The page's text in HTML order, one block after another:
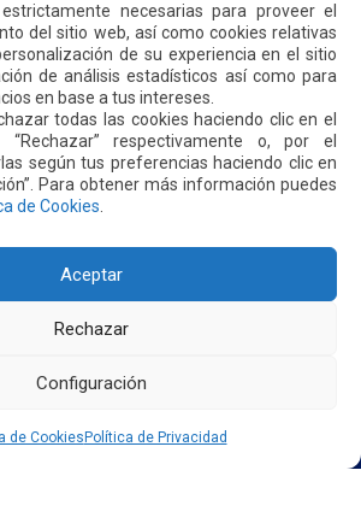
necesarias para proveer el
del sitio web, así como cookies relativas
de su experiencia en el sitio
de análisis estadísticos así como para
en base a tus intereses.
todas las cookies haciendo clic en el
“Rechazar” respectivamente o, por el
según tus preferencias haciendo clic en
Para obtener más información puedes
de Cookies
Aceptar
Rechazar
Configuración
de Cookies Política de Privacidad
SOSTENIBILIDAD
NOTICIAS
CONTÁCTENOS
PRIVACIDAD POLÍTICA DE COOKIES
S/N vía a Yaruquí. Aeropuerto
Sucre, Edif. Quito Airport Center, nivel 2.
/ +(593 2) 395 4300